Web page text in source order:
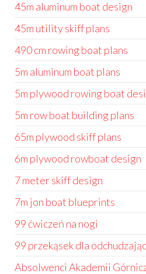
45m aluminum boat design
45m utility skiff plans
490 cm rowing boat plans
5m aluminum boat plans
5m plywood rowing boat
5m row boat building plans
65m plywood skiff plans
6m plywood rowboat design
7 meter skiff design
7m jon boat blueprints
99 ćwiczeń na nogi
99 przekąsek dla
Absolwenci Akademii